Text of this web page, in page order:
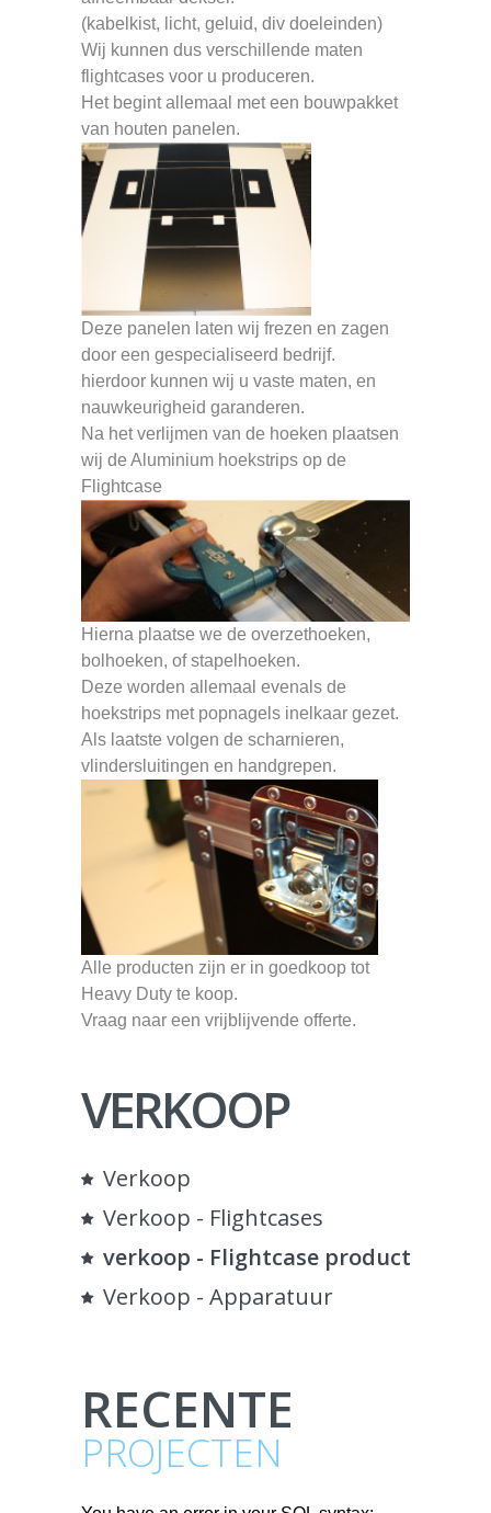
(kabelkist, licht, geluid, div doeleinden)
Wij kunnen dus verschillende maten
flightcases voor u produceren.
Het begint allemaal met een bouwpakket
van houten panelen.
Deze panelen laten wij frezen en zagen
door een gespecialiseerd bedrijf.
hierdoor kunnen wij u vaste maten, en
nauwkeurigheid garanderen.
Na het verlijmen van de hoeken plaatsen
wij de Aluminium hoekstrips op de
Flightcase
Hierna plaatse we de overzethoeken,
bolhoeken, of stapelhoeken.
Deze worden allemaal evenals de
hoekstrips met popnagels inelkaar gezet.
Als laatste volgen de scharnieren,
vlindersluitingen en handgrepen.
Alle producten zijn er in goedkoop tot
Heavy Duty te koop.
Vraag naar een vrijblijvende offerte.
VERKOOP
Verkoop
Verkoop - Flightcases
verkoop - Flightcase productie
Verkoop - Apparatuur
RECENTE
PROJECTEN